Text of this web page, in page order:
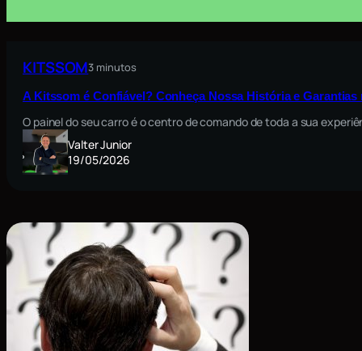
KITSSOM3 minutos
A Kitssom é Confiável? Conheça Nossa História e
O painel do seu carro é o centro de comando de toda a sua
Valter Junior
19/05/2026